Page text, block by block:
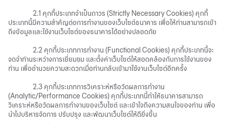
2.1 คุกกี้ประเภทจำเป็นถาวร (Strictly Necessary Cookies) คุกกี้
ประเภทนี้มีความสำคัญต่อการทำงานของเว็บไซต์ธนาคาร เพื่อให้ท่านสามารถเข้า
ถึงข้อมูลและใช้งานเว็บไซต์ของธนาคารได้อย่างปลอดภัย
2.2 คุกกี้ประเภทการทำงาน (Functional Cookies) คุกกี้ประเภทนี้จะ
จดจำท่านระหว่างการเยี่ยมชม และตั้งค่าเว็บไซต์ให้สอดคล้องกับการใช้งานของ
ท่าน เพื่ออำนวยความสะดวกเมื่อท่านกลับเข้ามาใช้งานเว็บไซต์อีกครั้ง
2.3 คุกกี้ประเภทการวิเคราะห์หรือวัดผลการทำงาน
(Analytic/Performance Cookies) คุกกี้ประเภทนี้ทำให้ธนาคารสามารถ
วิเคราะห์หรือวัดผลการทำงานของเว็บไซต์ และเข้าใจถึงความสนใจของท่าน เพื่อ
นำไปบริหารจัดการ ปรับปรุง และพัฒนาเว็บไซต์ให้ดียิ่งขึ้น